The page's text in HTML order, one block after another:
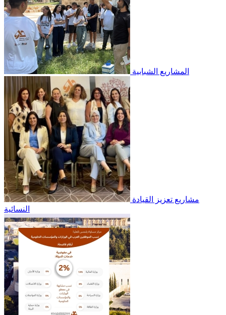
المشاريع الشبابية
النسائية